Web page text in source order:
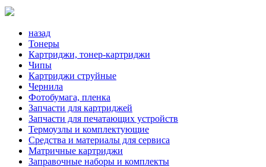
назад
Тонеры
Картриджи, тонер-картриджи
Чипы
Картриджи струйные
Чернила
Фотобумага, пленка
Запчасти для картриджей
Запчасти для печатающих устройств
Термоузлы и комплектующие
Средства и материалы для сервиса
Матричные картриджи
Заправочные наборы и комплекты